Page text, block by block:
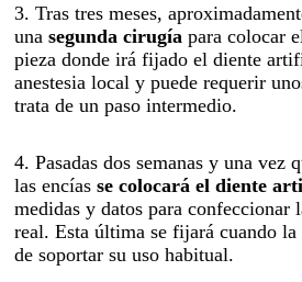
3. Tras tres meses,
unasegunda cirugía para colocar
pieza donde irá fijado el diente
anestesia local y puede requerir
trata de un paso intermedio.
4. Pasadas dos semanas y una vez
las encíasse colocará el diente
medidas y datos para confeccionar
real. Esta última se fijará cuando la
de soportar su uso habitual.